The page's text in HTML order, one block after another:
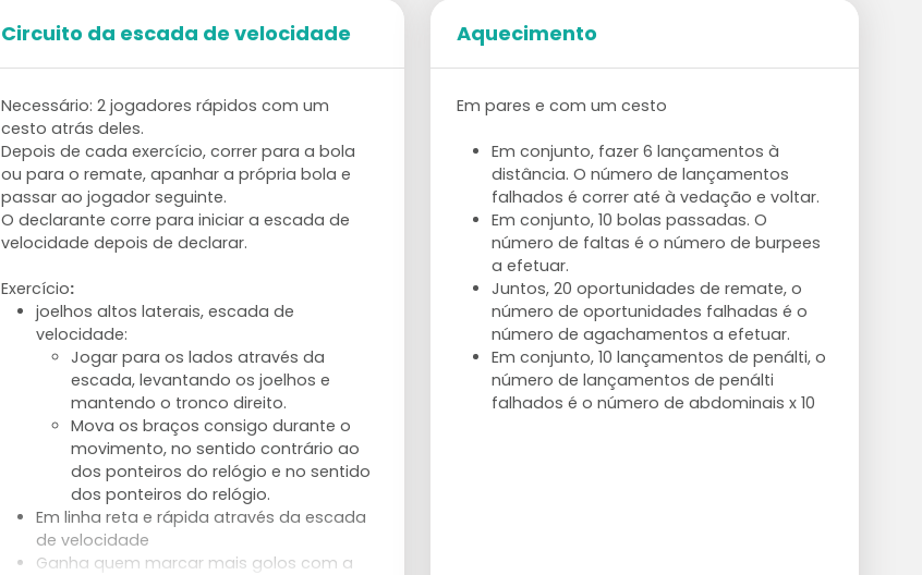
Circuito da escada de velocidade
Necessário: 2 jogadores rápidos com um
cesto atrás deles.
Depois de cada exercício, correr para a bola
ou para o remate, apanhar a própria bola e
passar ao jogador seguinte.
O declarante corre para iniciar a escada de
velocidade depois de declarar.
Exercício:
joelhos altos laterais, escada de
velocidade:
Jogar para os lados através da
escada, levantando os joelhos e
mantendo o tronco direito.
Mova os braços consigo durante o
movimento, no sentido contrário ao
dos ponteiros do relógio e no sentido
dos ponteiros do relógio.
Em linha reta e rápida através da escada
de velocidade
Ganha quem marcar mais golos com a
Aquecimento
Em pares e com um cesto
Em conjunto, fazer 6 lançamentos à
distância. O número de lançamentos
falhados é correr até à vedação e voltar.
Em conjunto, 10 bolas passadas. O
número de faltas é o número de burpees
a efetuar.
Juntos, 20 oportunidades de remate, o
número de oportunidades falhadas é o
número de agachamentos a efetuar.
Em conjunto, 10 lançamentos de penálti, o
número de lançamentos de penálti
falhados é o número de abdominais x 10